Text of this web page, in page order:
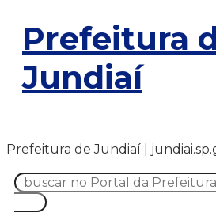
Prefeitura
Jundiaí
Prefeitura de Jundiaí |